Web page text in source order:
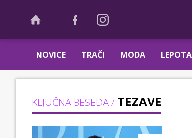
NOVICE TRAČI MODA LEPOTA
KLJUČNA BESEDA / TEZAVE